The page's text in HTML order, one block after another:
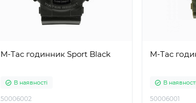
M-Tac годинник Sport Black
В наявності
50006002
M-Tac
В наявності
50006001